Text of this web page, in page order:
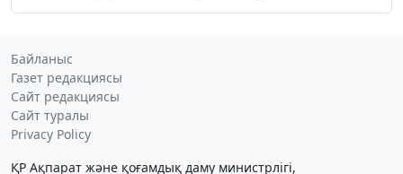
Байланыс
Газет редакциясы
Сайт редакциясы
Сайт туралы
Privacy Policy
ҚР Ақпарат және қоғамдық даму министрлігі,